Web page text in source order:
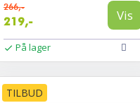
266,-
219,- Vis
På lager
TILBUD